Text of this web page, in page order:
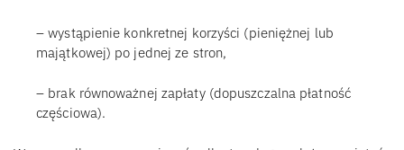
– wystąpienie konkretnej korzyści (pieniężnej lub
majątkowej) po jednej ze stron,
– brak równoważnej zapłaty (dopuszczalna płatność
częściowa).